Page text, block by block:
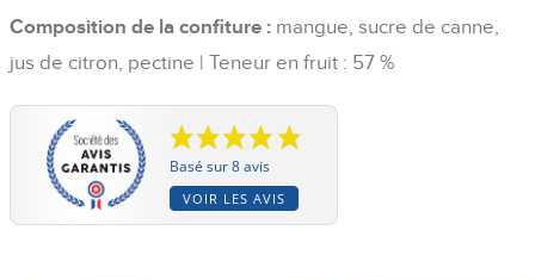
Composition de la confiture : mangue, sucre de canne,
jus de citron, pectine | Teneur en fruit : 57 %
Basé sur 8 avis
VOIR LES AVIS